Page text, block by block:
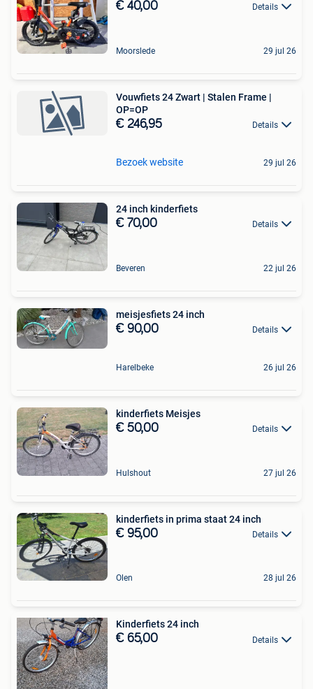
€ 40,00 Details
Moorslede 29 jul 26
Vouwfiets 24 Zwart | Stalen Frame |
OP=OP
€ 246,95 Details
Bezoek website 29 jul 26
24 inch kinderfiets
€ 70,00 Details
Beveren 22 jul 26
meisjesfiets 24 inch
€ 90,00 Details
Harelbeke 26 jul 26
kinderfiets Meisjes
€ 50,00 Details
Hulshout 27 jul 26
kinderfiets in prima staat 24 inch
€ 95,00 Details
Olen 28 jul 26
Kinderfiets 24 inch
€ 65,00 Details